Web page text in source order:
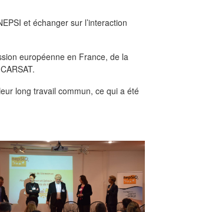
et échanger sur l’interaction
européenne en France, de la
long travail commun, ce qui a été